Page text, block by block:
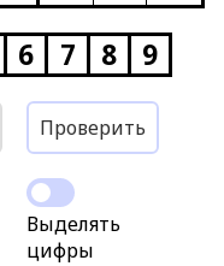
6 7 8 9
Проверить
Выделять
цифры